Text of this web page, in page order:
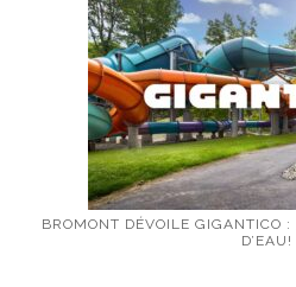
BROMONT DÉVOILE GIGANTICO
D’EAU!